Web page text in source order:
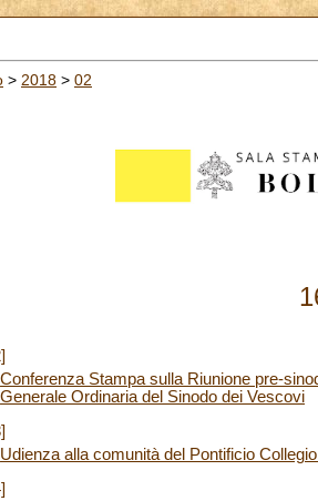
> 2018 > 02
Conferenza Stampa sulla Riunione pre-
Generale Ordinaria del Sinodo dei Vescovi
Udienza alla comunità del Pontificio